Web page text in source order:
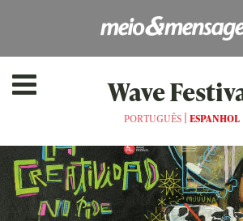
Wave
PORTUGUÊS| ESPANHOL